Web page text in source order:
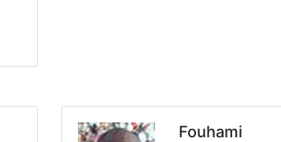
Fouhami